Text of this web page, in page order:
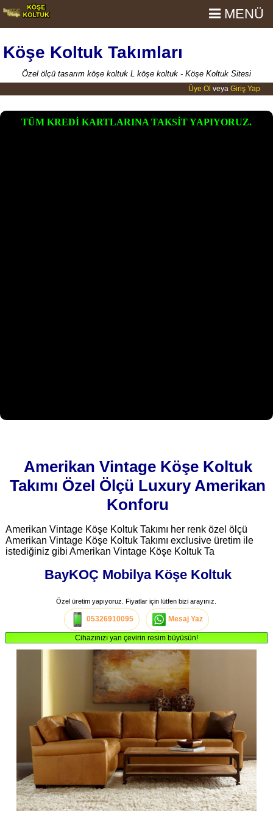
Köşe Koltuk Takımları
MENÜ
Özel ölçü tasarım köşe koltuk L köşe koltuk - Köşe Koltuk Sitesi
Üye Ol veya Giriş Yap
TÜM KREDİ KARTLARINA TAKSİT YAPIYORUZ.
Amerikan Vintage Köşe Koltuk
Takımı Özel Ölçü Luxury Amerikan
Konforu
Amerikan Vintage Köşe Koltuk Takımı her renk özel ölçü
Amerikan Vintage Köşe Koltuk Takımı exclusive üretim ile
istediğiniz gibi Amerikan Vintage Köşe Koltuk Ta
BayKOÇ Mobilya Köşe Koltuk
Özel üretim yapıyoruz. Fiyatlar için lütfen bizi arayınız.
05326910095 Mesaj Yaz
Cihazınızı yan çevirin resim büyüsün!